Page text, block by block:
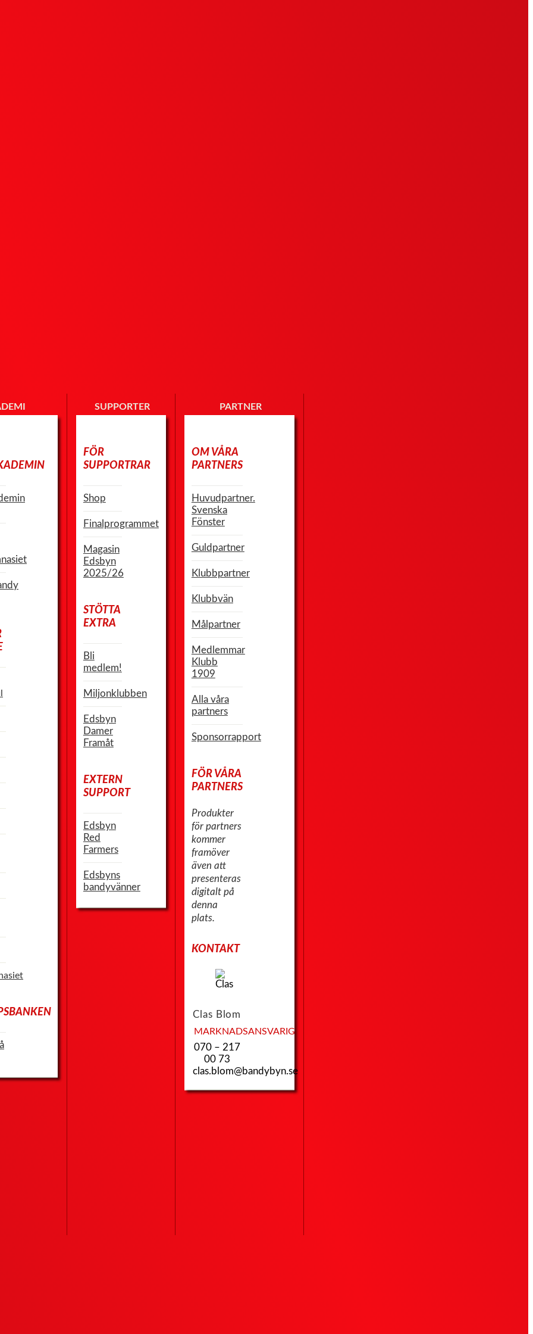
SUPPORTER
FÖR
SUPPORTRAR
Shop
Finalprogrammet
Magasin
Edsbyn
2025/26
STÖTTA
EXTRA
Bli
medlem!
Miljonklubben
Edsbyn
Damer
Framåt
EXTERN
SUPPORT
Edsbyn
Red
Farmers
Edsbyns
bandyvänner
PARTNER
OM VÅRA
PARTNERS
Huvudpartner.
Svenska
Fönster
Guldpartner
Klubbpartner
Klubbvän
Målpartner
Medlemmar
Klubb
1909
Alla våra
partners
Sponsorrapport
FÖR VÅRA
PARTNERS
Produkter
för partners
kommer
framöver
även att
presenteras
digitalt på
denna
plats.
KONTAKT
Clas Blom
MARKNADSANSVARIG
070 – 217
00 73
clas.blom@bandybyn.se